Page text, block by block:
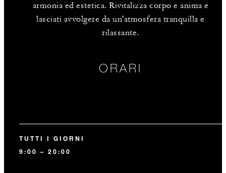
armonia ed estetica. Rivitalizza corpo e anima e
lasciati avvolgere da un'atmosfera tranquilla e
rilassante.
ORARI
TUTTI I GIORNI
9:00 – 20:00